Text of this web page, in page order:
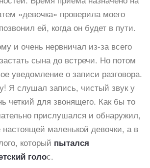
«девочка» проверила моего
ей, когда он будет в пути.
и очень нервничал из-за всего
сына до встречи. Но потом
уведомление о записи разговора.
Я слушал запись, чистый звук у
четкий для звонящего. Как бы то
прислушался и обнаружил,
настоящей маленькой девочки, а в
который пытался
голос.